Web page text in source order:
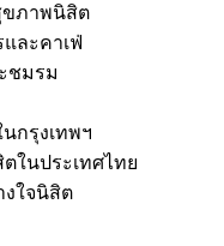
ขภาพนิสิต
ละคาเฟ่
ชมรม
กรุงเทพฯ
ในประเทศไทย
ใจนิสิต